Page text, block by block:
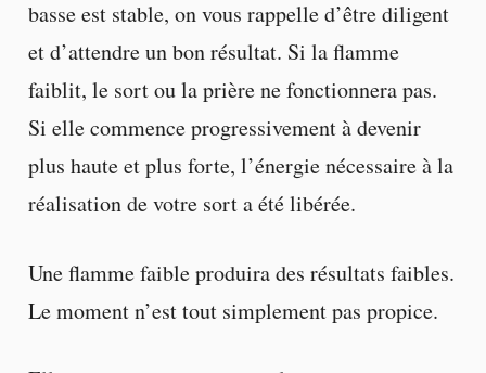
basse est stable, on vous rappelle d’être diligent
et d’attendre un bon résultat. Si la flamme
faiblit, le sort ou la prière ne fonctionnera pas.
Si elle commence progressivement à devenir
plus haute et plus forte, l’énergie nécessaire à la
réalisation de votre sort a été libérée.
Une flamme faible produira des résultats faibles.
Le moment n’est tout simplement pas propice.